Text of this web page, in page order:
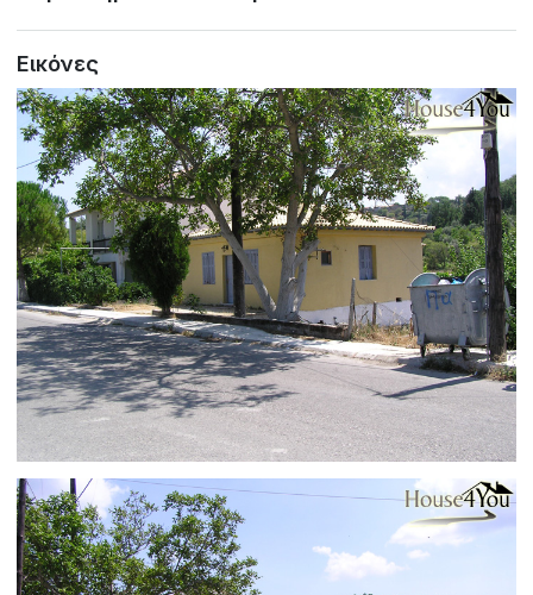
Εικόνες